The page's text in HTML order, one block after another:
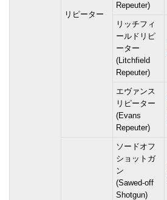
リピーター
Repeuter)
リッチフィ
ールドリピ
ーター
(Litchfield
Repeuter)
エヴァンス
リピーター
(Evans
Repeuter)
ソードオフ
ショットガ
ン
(Sawed-off
Shotgun)